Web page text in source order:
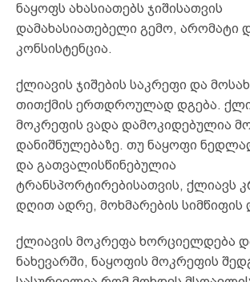
ნაყოფს ახასიათებს ჯიშისათვის
დამახასიათებელი გემო, არომატი
კონსისტენცია.
ქლიავის ჯიშების საკრეფი და
თითქმის ერთდროულად დგება.
მოკრეფის ვადა დამოკიდებულია
დანიშნულებაზე. თუ ნაყოფი
და გათვალისწინებულია
ტრანსპორტირებისათვის, ქლიავს
დღით ადრე, მოხმარების სიმწიფის
ქლიავის მოკრეფა ხორციელდება
ნახევარში, ნაყოფის მოკრეფის